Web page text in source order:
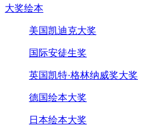
大奖绘本
美国凯迪克大奖
国际安徒生奖
英国凯特·格林纳威奖大奖
德国绘本大奖
日本绘本大奖